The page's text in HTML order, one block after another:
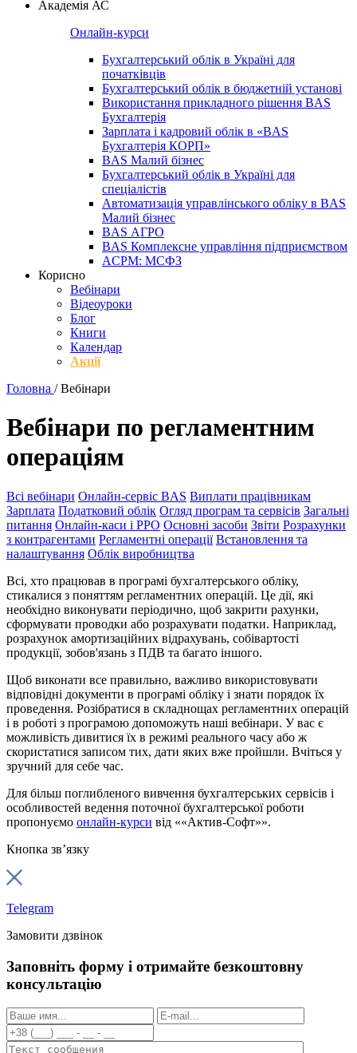
Академія АС
Онлайн-курси
Бухгалтерський облік в Україні для
початківців
Бухгалтерський облік в бюджетній установі
Використання прикладного рішення BAS
Бухгалтерія
Зарплата і кадровий облік в «BAS
Бухгалтерія КОРП»
BAS Малий бізнес
Бухгалтерський облік в Україні для
спеціалістів
Автоматизація управлінського обліку в BAS
Малий бізнес
BAS АГРО
BAS Комплексне управління підприємством
ACPM: МСФЗ
Корисно
Вебінари
Відеоуроки
Блог
Книги
Календар
Акції
Головна / Вебінари
Вебінари по регламентним
операціям
Всі вебінари Онлайн-сервіс BAS Виплати працівникам
Зарплата Податковий облік Огляд програм та сервісів Загальні
питання Онлайн-каси і РРО Основні засоби Звіти Розрахунки
з контрагентами Регламентні операції Встановлення та
налаштування Облік виробництва
Всі, хто працював в програмі бухгалтерського обліку,
стикалися з поняттям регламентних операцій. Це дії, які
необхідно виконувати періодично, щоб закрити рахунки,
сформувати проводки або розрахувати податки. Наприклад,
розрахунок амортизаційних відрахувань, собівартості
продукції, зобов'язань з ПДВ та багато іншого.
Щоб виконати все правильно, важливо використовувати
відповідні документи в програмі обліку і знати порядок їх
проведення. Розібратися в складнощах регламентних операцій
і в роботі з програмою допоможуть наші вебінари. У вас є
можливість дивитися їх в режимі реального часу або ж
скористатися записом тих, дати яких вже пройшли. Вчіться у
зручний для себе час.
Для більш поглибленого вивчення бухгалтерських сервісів і
особливостей ведення поточної бухгалтерської роботи
пропонуємо онлайн-курси від ««Актив-Софт»».
Кнопка зв’язку
Telegram
Замовити дзвінок
Заповніть форму і отримайте безкоштовну
консультацію